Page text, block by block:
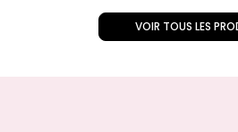
VOIR TOUS LES